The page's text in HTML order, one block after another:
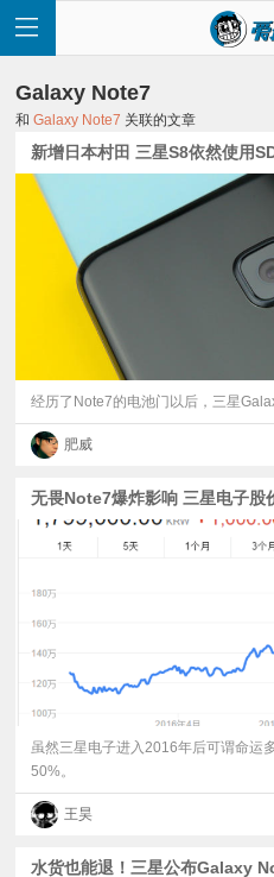
讯
评
测
频
科
普
体
验
Galaxy Note7
和Galaxy Note7 关联的文章
新增日本村田 三星S8依然使用
经历了Note7的电池门以后，三星
肥威
无畏Note7爆炸影响 三星电子股
虽然三星电子进入2016年后可谓命运
50%。
王昊
水货也能退！三星公布Galaxy